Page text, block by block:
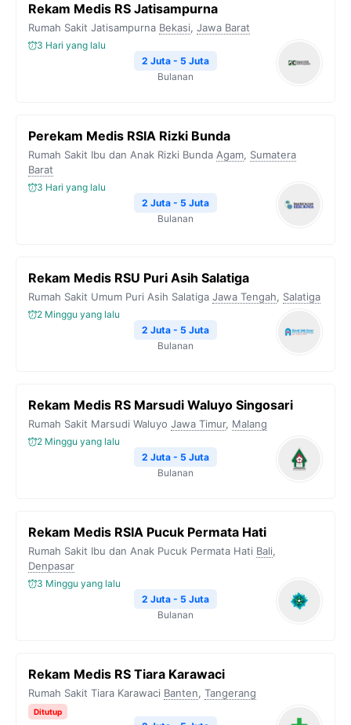
o
o
e
r
A
i
n
k
Rekam Medis RS Jatisampurna
Rumah Sakit Jatisampurna Bekasi, Jawa Barat
3 Hari yang lalu
2 Juta - 5 Juta
Bulanan
Perekam Medis RSIA Rizki Bunda
Rumah Sakit Ibu dan Anak Rizki Bunda Agam, Sumatera
Barat
3 Hari yang lalu
2 Juta - 5 Juta
Bulanan
Rekam Medis RSU Puri Asih Salatiga
Rumah Sakit Umum Puri Asih Salatiga Jawa Tengah, Salatiga
2 Minggu yang lalu
2 Juta - 5 Juta
Bulanan
Rekam Medis RS Marsudi Waluyo Singosari
Rumah Sakit Marsudi Waluyo Jawa Timur, Malang
2 Minggu yang lalu
2 Juta - 5 Juta
Bulanan
Rekam Medis RSIA Pucuk Permata Hati
Rumah Sakit Ibu dan Anak Pucuk Permata Hati Bali,
Denpasar
3 Minggu yang lalu
2 Juta - 5 Juta
Bulanan
Rekam Medis RS Tiara Karawaci
Rumah Sakit Tiara Karawaci Banten, Tangerang
Ditutup